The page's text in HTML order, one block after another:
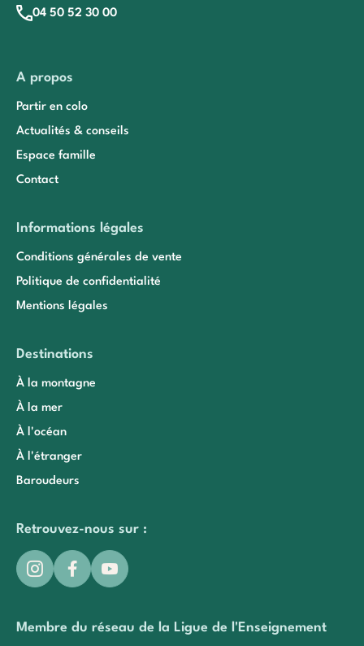
04 50 52 30 00
A propos
Partir en colo
Actualités & conseils
Espace famille
Contact
Informations légales
Conditions générales de vente
Politique de confidentialité
Mentions légales
Destinations
À la montagne
À la mer
À l'océan
À l'étranger
Baroudeurs
Retrouvez-nous sur :
Membre du réseau de la Ligue de l'Enseignement